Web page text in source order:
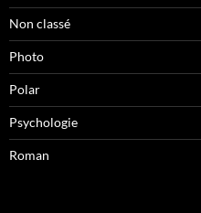
Non classé
Photo
Polar
Psychologie
Roman